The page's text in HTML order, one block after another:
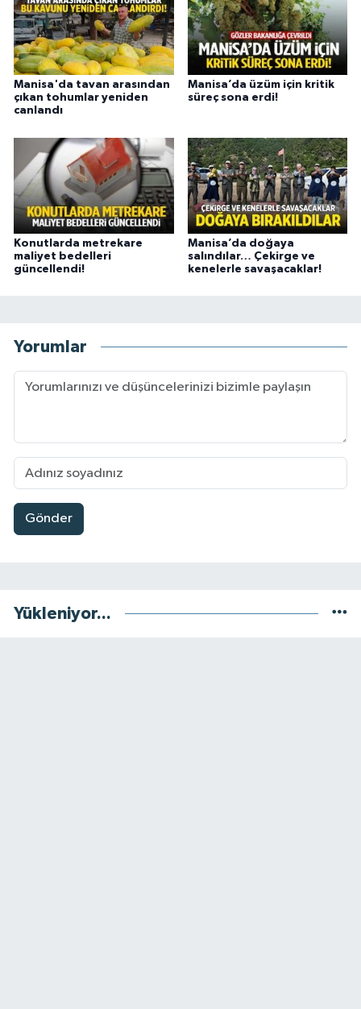
Manisa'da tavan arasından
çıkan tohumlar yeniden
canlandı
Manisa’da üzüm için kritik
süreç sona erdi!
Konutlarda metrekare
maliyet bedelleri
güncellendi!
Manisa’da doğaya
salındılar… Çekirge ve
kenelerle savaşacaklar!
Yorumlar
Gönder
Yükleniyor...